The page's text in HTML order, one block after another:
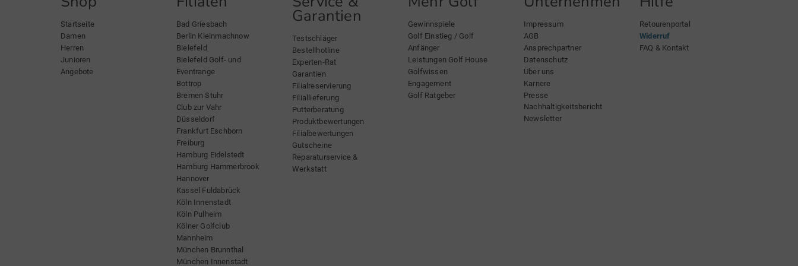
Startseite
Damen
Herren
Junioren
Angebote
Bad Griesbach
Berlin Kleinmachnow
Bielefeld
Bielefeld Golf- und
Eventrange
Bottrop
Bremen Stuhr
Club zur Vahr
Düsseldorf
Frankfurt Eschborn
Freiburg
Hamburg Eidelstedt
Hamburg Hammerbrook
Hannover
Kassel Fuldabrück
Köln Innenstadt
Köln Pulheim
Kölner Golfclub
Mannheim
München Brunnthal
München Innenstadt
Garantien
Testschläger
Bestellhotline
Experten-Rat
Garantien
Filialreservierung
Filiallieferung
Putterberatung
Produktbewertungen
Filialbewertungen
Gutscheine
Reparaturservice &
Werkstatt
Gewinnspiele
Golf Einstieg / Golf
Anfänger
Leistungen Golf House
Golfwissen
Engagement
Golf Ratgeber
Impressum
AGB
Ansprechpartner
Datenschutz
Über uns
Karriere
Presse
Nachhaltigkeitsbericht
Newsletter
Retourenportal
Widerruf
FAQ & Kontakt